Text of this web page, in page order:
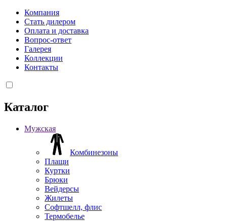
Компания
Стать дилером
Оплата и доставка
Вопрос-ответ
Галерея
Коллекции
Контакты
Каталог
Мужская
Комбинезоны
Плащи
Куртки
Брюки
Вейдерсы
Жилеты
Софтшелл, флис
Термобелье